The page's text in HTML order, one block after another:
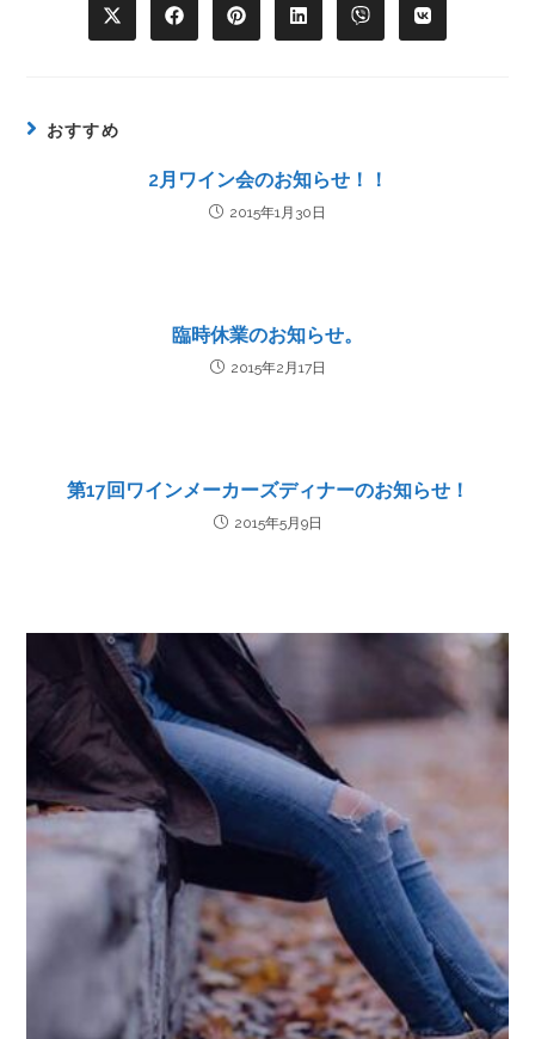
おすすめ
2月ワイン会のお知らせ！！
2015年1月30日
臨時休業のお知らせ。
2015年2月17日
第17回ワインメーカーズディナーのお知らせ！
2015年5月9日